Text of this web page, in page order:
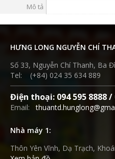
THỐNG
CỬA
HÀNG
TRỢ
GIÚP
LIÊN
HỆ
GIỎ
HÀNG
Mô tả
HƯNG LONG NGUYỄN CHÍ
Số 33, Nguyễn Chí Thanh, Ba
Tel: (+84) 024 35 634 889
Điện thoại: 094 595 8888 /
Email:
Nhà máy 1:
Thôn Yên Vĩnh, Dạ Trạch,